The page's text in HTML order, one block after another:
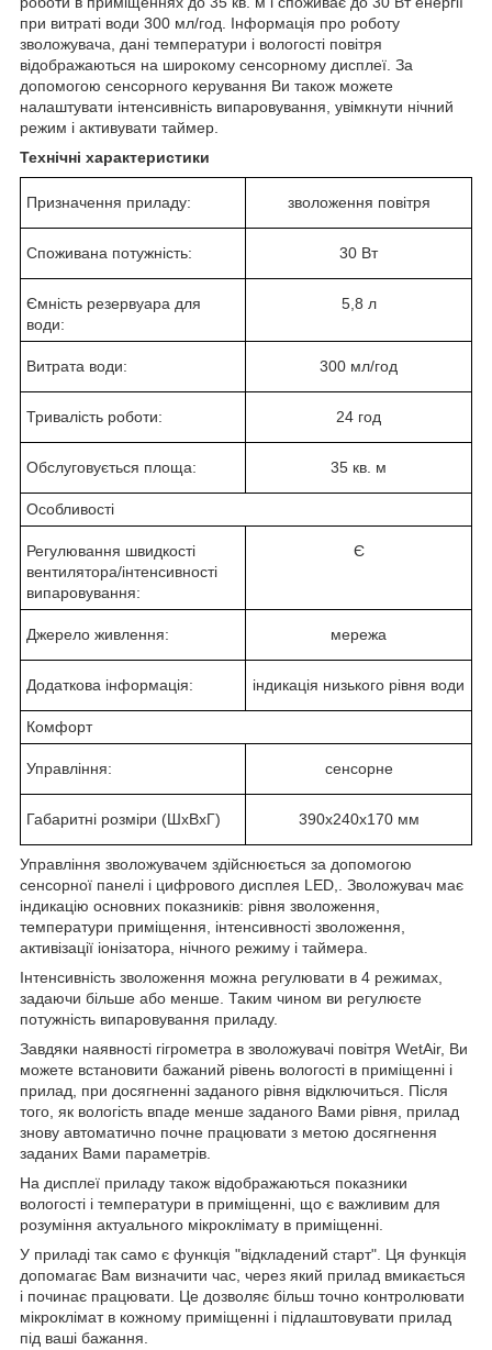
при витраті води 300 мл/год. Інформація про роботу
зволожувача, дані температури і вологості повітря
відображаються на широкому сенсорному дисплеї. За
допомогою сенсорного керування Ви також можете
налаштувати інтенсивність випаровування, увімкнути нічний
режим і активувати таймер.
Технічні характеристики
Призначення приладу: зволоження повітря
Споживана потужність: 30 Вт
Ємність резервуара для
води:
5,8 л
Витрата води: 300 мл/год
Тривалість роботи: 24 год
Обслуговується площа: 35 кв. м
Особливості
Регулювання швидкості
вентилятора/інтенсивності
випаровування:
Є
Джерело живлення: мережа
Додаткова інформація: індикація низького рівня води
Комфорт
Управління: сенсорне
Габаритні розміри (ШхВхГ) 390x240x170 мм
Управління зволожувачем здійснюється за допомогою
сенсорної панелі і цифрового дисплея LED,. Зволожувач має
індикацію основних показників: рівня зволоження,
температури приміщення, інтенсивності зволоження,
активізації іонізатора, нічного режиму і таймера.
Інтенсивність зволоження можна регулювати в 4 режимах,
задаючи більше або менше. Таким чином ви регулюєте
потужність випаровування приладу.
Завдяки наявності гігрометра в зволожувачі повітря WetAir, Ви
можете встановити бажаний рівень вологості в приміщенні і
прилад, при досягненні заданого рівня відключиться. Після
того, як вологість впаде менше заданого Вами рівня, прилад
знову автоматично почне працювати з метою досягнення
заданих Вами параметрів.
На дисплеї приладу також відображаються показники
вологості і температури в приміщенні, що є важливим для
розуміння актуального мікроклімату в приміщенні.
У приладі так само є функція "відкладений старт". Ця функція
допомагає Вам визначити час, через який прилад вмикається
і починає працювати. Це дозволяє більш точно контролювати
мікроклімат в кожному приміщенні і підлаштовувати прилад
під ваші бажання.